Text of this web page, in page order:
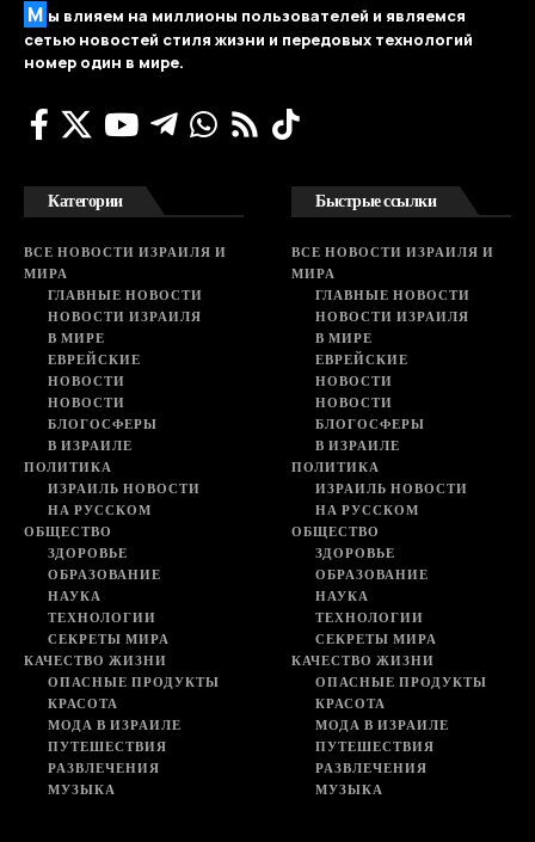
М ы влияем на миллионы пользователей и являемся
сетью новостей стиля жизни и передовых технологий
номер один в мире.
Категории
ВСЕ НОВОСТИ ИЗРАИЛЯ И
МИРА
ГЛАВНЫЕ НОВОСТИ
НОВОСТИ ИЗРАИЛЯ
В МИРЕ
ЕВРЕЙСКИЕ
НОВОСТИ
НОВОСТИ
БЛОГОСФЕРЫ
В ИЗРАИЛЕ
ПОЛИТИКА
ИЗРАИЛЬ НОВОСТИ
НА РУССКОМ
ОБЩЕСТВО
ЗДОРОВЬЕ
ОБРАЗОВАНИЕ
НАУКА
ТЕХНОЛОГИИ
СЕКРЕТЫ МИРА
КАЧЕСТВО ЖИЗНИ
ОПАСНЫЕ ПРОДУКТЫ
КРАСОТА
МОДА В ИЗРАИЛЕ
ПУТЕШЕСТВИЯ
РАЗВЛЕЧЕНИЯ
МУЗЫКА
Быстрые ссылки
ВСЕ НОВОСТИ ИЗРАИЛЯ И
МИРА
ГЛАВНЫЕ НОВОСТИ
НОВОСТИ ИЗРАИЛЯ
В МИРЕ
ЕВРЕЙСКИЕ
НОВОСТИ
НОВОСТИ
БЛОГОСФЕРЫ
В ИЗРАИЛЕ
ПОЛИТИКА
ИЗРАИЛЬ НОВОСТИ
НА РУССКОМ
ОБЩЕСТВО
ЗДОРОВЬЕ
ОБРАЗОВАНИЕ
НАУКА
ТЕХНОЛОГИИ
СЕКРЕТЫ МИРА
КАЧЕСТВО ЖИЗНИ
ОПАСНЫЕ ПРОДУКТЫ
КРАСОТА
МОДА В ИЗРАИЛЕ
ПУТЕШЕСТВИЯ
РАЗВЛЕЧЕНИЯ
МУЗЫКА